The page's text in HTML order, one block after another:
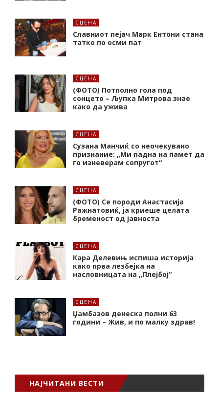
СЦЕНА
Славниот пејач Марк Ентони стана
татко по осми пат
СЦЕНА
(ФОТО) Потполно гола под
сонцето – Љупка Митрова знае
како да ужива
СЦЕНА
Сузана Манчиќ со неочекувано
признание: „Ми падна на памет да
го изневерам сопругот“
СЦЕНА
(ФОТО) Се породи Анастасија
Ражнатовиќ, ја криеше целата
бременост од јавноста
СЦЕНА
Кара Делевињ испиша историја
како прва лезбејка на
насловницата на „Плејбој“
СЦЕНА
Џамбазов денеска полни 63
години – Жив, и по малку здрав!
НАЈЧИТАНИ ВЕСТИ